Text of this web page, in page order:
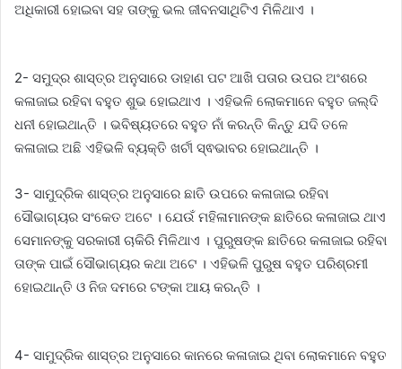
ଅଧିକାରୀ ହୋଇବା ସହ ତାଙ୍କୁ ଭଲ ଜୀବନସାଥିଟିଏ ମିଳିଥାଏ ।
2- ସମୁଦ୍ର ଶାସ୍ତ୍ର ଅନୁସାରେ ଡାହାଣ ପଟ ଆଖି ପତାର ଉପର ଅଂଶରେ
କଳାଜାଇ ରହିବା ବହୁତ ଶୁଭ ହୋଇଥାଏ । ଏହିଭଳି ଲୋକମାନେ ବହୁତ ଜଲ୍ଦି
ଧନୀ ହୋଇଥାନ୍ତି । ଭବିଷ୍ୟତରେ ବହୁତ ନାଁ କରନ୍ତି କିନ୍ତୁ ଯଦି ତଳେ
କଳାଜାଇ ଅଛି ଏହିଭଳି ବ୍ୟକ୍ତି ଖର୍ଚୀ ସ୍ଵଭାବର ହୋଇଥାନ୍ତି ।
3- ସାମୁଦ୍ରିକ ଶାସ୍ତ୍ର ଅନୁସାରେ ଛାତି ଉପରେ କଳାଜାଇ ରହିବା
ସୌଭାଗ୍ୟର ସଂକେତ ଅଟେ । ଯେଉଁ ମହିଳାମାନଙ୍କ ଛାତିରେ କଳାଜାଇ ଥାଏ
ସେମାନଙ୍କୁ ସରକାରୀ ଚାକିରି ମିଳିଥାଏ । ପୁରୁଷଙ୍କ ଛାତିରେ କଳାଜାଇ ରହିବା
ତାଙ୍କ ପାଇଁ ସୌଭାଗ୍ୟର କଥା ଅଟେ । ଏହିଭଳି ପୁରୁଷ ବହୁତ ପରିଶ୍ରମୀ
ହୋଇଥାନ୍ତି ଓ ନିଜ ଦମରେ ଟଙ୍କା ଆୟ କରନ୍ତି ।
4- ସାମୁଦ୍ରିକ ଶାସ୍ତ୍ର ଅନୁସାରେ କାନରେ କଳାଜାଇ ଥିବା ଲୋକମାନେ ବହୁତ